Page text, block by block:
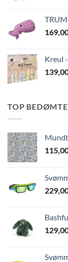
Kreul
TOP BEDØMTE